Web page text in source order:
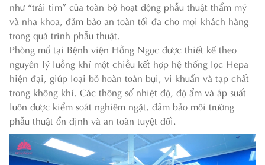
như “trái tim” của toàn bộ hoạt động phẫu thuật thẩm mỹ
và nha khoa, đảm bảo an toàn tối đa cho mọi khách hàng
trong quá trình phẫu thuật.
Phòng mổ tại Bệnh viện Hồng Ngọc được thiết kế theo
nguyên lý luồng khí một chiều kết hợp hệ thống lọc Hepa
hiện đại, giúp loại bỏ hoàn toàn bụi, vi khuẩn và tạp chất
trong không khí. Các thông số nhiệt độ, độ ẩm và áp suất
luôn được kiểm soát nghiêm ngặt, đảm bảo môi trường
phẫu thuật ổn định và an toàn tuyệt đối.